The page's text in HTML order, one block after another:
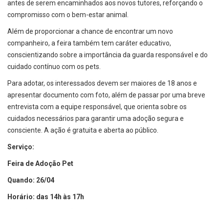
antes de serem encaminhados aos novos tutores, reforçando o
compromisso com o bem-estar animal.
Além de proporcionar a chance de encontrar um novo
companheiro, a feira também tem caráter educativo,
conscientizando sobre a importância da guarda responsável e do
cuidado contínuo com os pets.
Para adotar, os interessados devem ser maiores de 18 anos e
apresentar documento com foto, além de passar por uma breve
entrevista com a equipe responsável, que orienta sobre os
cuidados necessários para garantir uma adoção segura e
consciente. A ação é gratuita e aberta ao público.
Serviço:
Feira de Adoção Pet
Quando: 26/04
Horário: das 14h às 17h